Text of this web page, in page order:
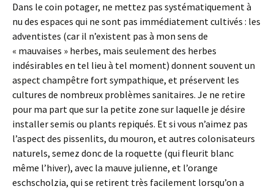
Dans le coin potager, ne mettez pas systématiquement à
nu des espaces qui ne sont pas immédiatement cultivés : les
adventistes (car il n’existent pas à mon sens de
« mauvaises » herbes, mais seulement des herbes
indésirables en tel lieu à tel moment) donnent souvent un
aspect champêtre fort sympathique, et préservent les
cultures de nombreux problèmes sanitaires. Je ne retire
pour ma part que sur la petite zone sur laquelle je désire
installer semis ou plants repiqués. Et si vous n’aimez pas
l’aspect des pissenlits, du mouron, et autres colonisateurs
naturels, semez donc de la roquette (qui fleurit blanc
même l’hiver), avec la mauve julienne, et l’orange
eschscholzia, qui se retirent très facilement lorsqu’on a